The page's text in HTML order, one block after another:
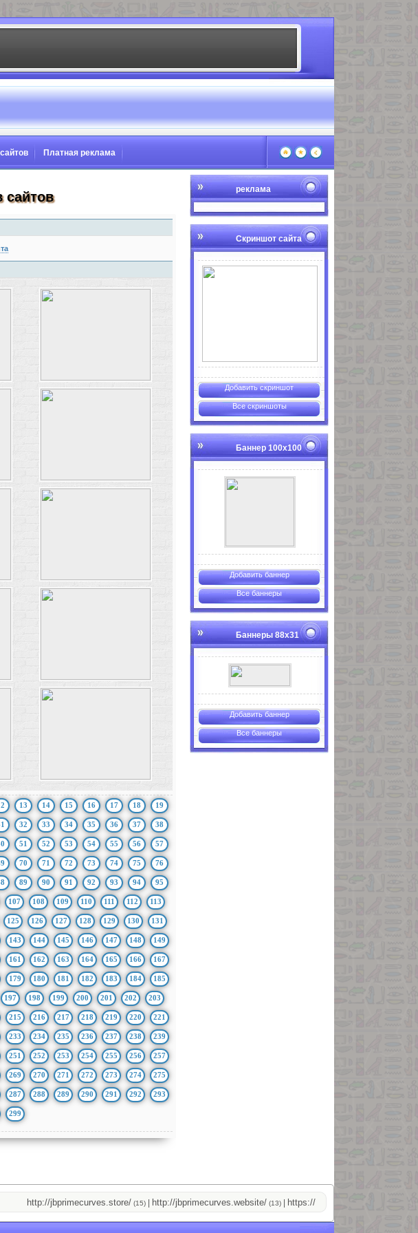
Платная реклама
реклама
Скриншот сайта
Добавить скриншот
Все скриншоты
Баннер 100х100
Добавить баннер
Все баннеры
Баннеры 88х31
Добавить баннер
Все баннеры
сайтов
13 14 15 16 17 18 19
32 33 34 35 36 37 38
51 52 53 54 55 56 57
70 71 72 73 74 75 76
89 90 91 92 93 94 95
107 108 109 110 111 112 113
125 126 127 128 129 130 131
143 144 145 146 147 148 149
161 162 163 164 165 166 167
179 180 181 182 183 184 185
197 198 199 200 201 202 203
215 216 217 218 219 220 221
233 234 235 236 237 238 239
251 252 253 254 255 256 257
269 270 271 272 273 274 275
287 288 289 290 291 292 293
299
http://jbprimecurves.store/(15)|http://jbprimecurves.website/(13)|https://pussyshop.chaturbate.com/